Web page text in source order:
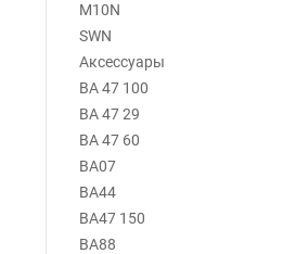
M10N
SWN
Аксессуары
ВА 47 100
ВА 47 29
ВА 47 60
ВА07
ВА44
ВА47 150
ВА88